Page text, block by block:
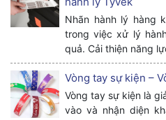
Nhãn hành lý hàng
trong việc xử lý
quả. Cải thiện năng
Vòng tay sự kiện –
Vòng tay sự kiện là
vào và nhận diện